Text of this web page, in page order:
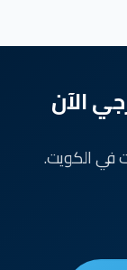
الآن
في الكويت.